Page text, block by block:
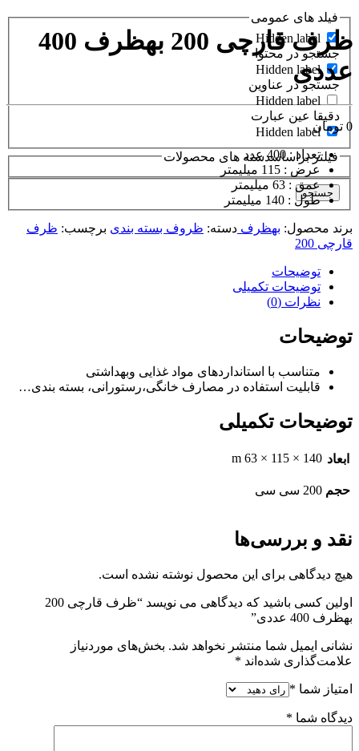
فیلد های عمومی
Hidden label
جستجو در محتوا
Hidden label
جستجو در عناوین
Hidden label
دقیقا عین عبارت
Hidden label
فیلتر براساسدسته های محصولات
جستجو
ظرف قارچی 200 بهظرف 400
عددی
0 تومان
تعداد : 400 عدد
عرض : 115 میلیمتر
عمق : 63 میلیمتر
طول : 140 میلیمتر
برند محصول: بهظرف دسته: ظروف بسته بندی برچسب: ظرف
قارچی 200
توضیحات
توضیحات تکمیلی
نظرات (0)
توضیحات
متناسب با استانداردهای مواد غذایی وبهداشتی
قابلیت استفاده در مصارف خانگی،رستورانی، بسته بندی…
توضیحات تکمیلی
ابعاد 140 × 115 × 63 m
حجم 200 سی سی
نقد و بررسی‌ها
هیچ دیدگاهی برای این محصول نوشته نشده است.
اولین کسی باشید که دیدگاهی می نویسد “ظرف قارچی 200
بهظرف 400 عددی”
نشانی ایمیل شما منتشر نخواهد شد. بخش‌های موردنیاز
علامت‌گذاری شده‌اند *
امتیاز شما *
دیدگاه شما *